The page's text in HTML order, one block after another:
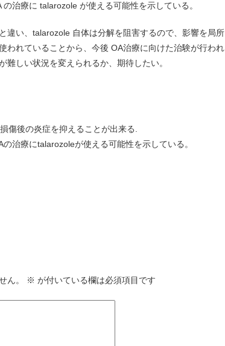
治療に talarozole が使える可能性を示している。
違い、talarozole 自体は分解を阻害するので、影響を局所
われていることから、今後 OA治療に向けた治験が行われ
しい状況を変えられるか、期待したい。
傷後の炎症を抑えることが出来る.
治療にtalarozoleが使える可能性を示している。
ん。 ※ が付いている欄は必須項目です